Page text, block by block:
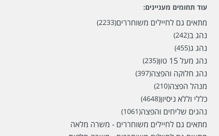
משרה חלקית
מיקום
טירה,כפר סבא,שוהם,
לפני 18 ימים
עוד תחומים מעניינים:
מתאים גם לחיילים משוחררים(2233)
נהג ב(242)
נהג ג(455)
נהג מעל 15 טון (235)
נהג חלוקה והפצה(397)
מנהל הפצה(210)
כללי וללא ניסיון(4648)
נהגים שליחים והפצה(1061)
מתאים גם לחיילים משוחררים - משרה מלאה